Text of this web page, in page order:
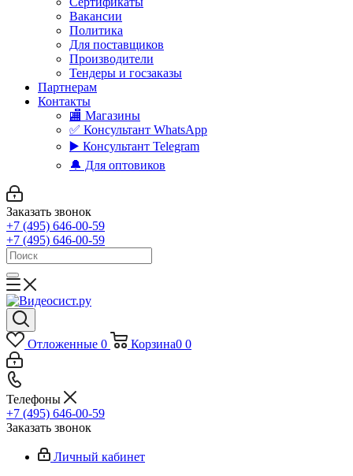
Вакансии
Политика
Для поставщиков
Производители
Тендеры и госзаказы
Партнерам
Контакты
🏬 Магазины
✅️ Консультант WhatsApp
▶️ Консультант Telegram
🔔 Для оптовиков
Заказать звонок
+7 (495) 646-00-59
+7 (495) 646-00-59
Отложенные 0 Корзина0 0
Телефоны
+7 (495) 646-00-59
Заказать звонок
Личный кабинет